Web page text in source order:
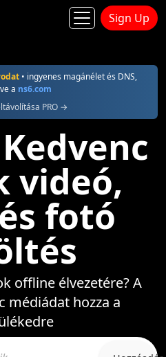
Sign Up
• ingyenes magánélet és DNS,
a ns6.com
PRO →
videó,
fotó
offline élvezetére? A
médiádat hozza a